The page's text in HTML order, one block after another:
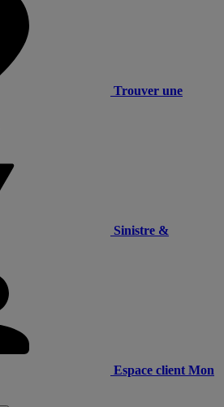
Trouver une
Sinistre &
Espace client Mon